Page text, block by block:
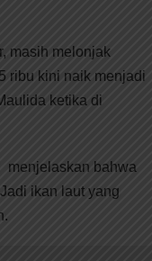
masih melonjak
ribu kini naik menjadi
ketika di
menjelaskan bahwa
ikan laut yang